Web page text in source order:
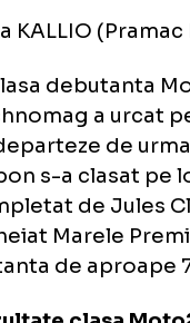
13. Marco
Abandonuri:
Alvaro
Aleix
Casey